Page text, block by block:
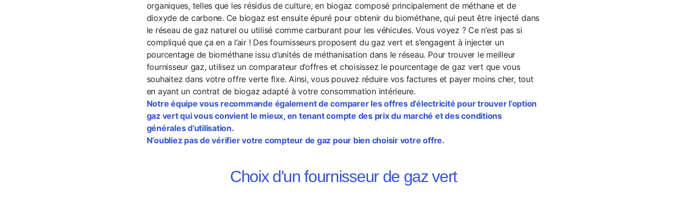
organiques, telles que les résidus de culture, en biogaz composé principalement de méthane et de
dioxyde de carbone. Ce biogaz est ensuite épuré pour obtenir du biométhane, qui peut être injecté dans
le réseau de gaz naturel ou utilisé comme carburant pour les véhicules. Vous voyez ? Ce n’est pas si
compliqué que ça en a l’air ! Des fournisseurs proposent du gaz vert et s’engagent à injecter un
pourcentage de biométhane issu d’unités de méthanisation dans le réseau. Pour trouver le meilleur
fournisseur gaz, utilisez un comparateur d’offres et choisissez le pourcentage de gaz vert que vous
souhaitez dans votre offre verte fixe. Ainsi, vous pouvez réduire vos factures et payer moins cher, tout
en ayant un contrat de biogaz adapté à votre consommation intérieure.
Notre équipe vous recommande également de comparer les offres d’électricité pour trouver l’option
gaz vert qui vous convient le mieux, en tenant compte des prix du marché et des conditions
générales d’utilisation.
N’oubliez pas de vérifier votre compteur de gaz pour bien choisir votre offre.
Choix d'un fournisseur de gaz vert